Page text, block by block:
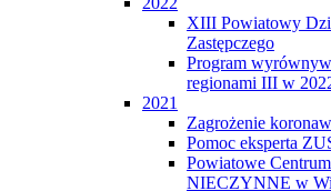
XIII Powiatowy
Zastępczego
Program
regionami III w
2021
Zagrożenie
Pomoc eksperta
Powiatowe
NIECZYNNE w